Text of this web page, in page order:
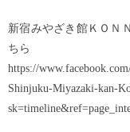
新宿みやざき館ＫＯＮ
ちら
https://
Shinjuku-Miyazaki-kan-